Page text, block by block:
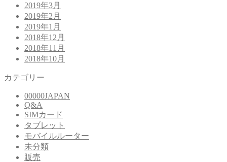
2019年3月
2019年2月
2019年1月
2018年12月
2018年11月
2018年10月
カテゴリー
00000JAPAN
Q&A
SIMカード
タブレット
モバイルルーター
未分類
販売